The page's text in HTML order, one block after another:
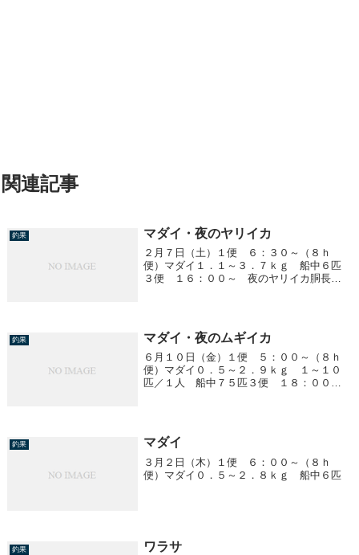
関連記事
釣果 マダイ・夜のヤリイカ
２月７日（土）１便 ６：３０～（８ｈ
便）マダイ１．１～３．７ｋｇ 船中６匹
３便 １６：００～ 夜のヤリイカ胴長
釣果 マダイ・夜のムギイカ
６月１０日（金）１便 ５：００～（８ｈ
便）マダイ０．５～２．９ｋｇ １～１０
匹／１人 船中７５匹３便 １８：００
釣果 マダイ
３月２日（木）１便 ６：００～（８ｈ
便）マダイ０．５～２．８ｋｇ 船中６匹
釣果 ワラサ